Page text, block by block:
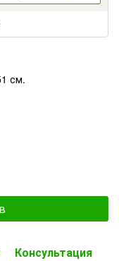
см.
Консультация